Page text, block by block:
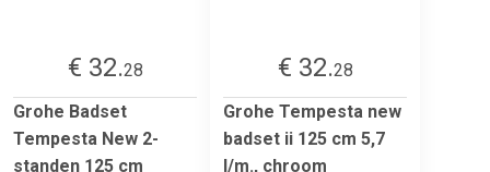
€ 32.28
Grohe Badset
Tempesta New 2-
standen 125 cm
€ 32.28
Grohe Tempesta new
badset ii 125 cm 5,7
l/m., chroom